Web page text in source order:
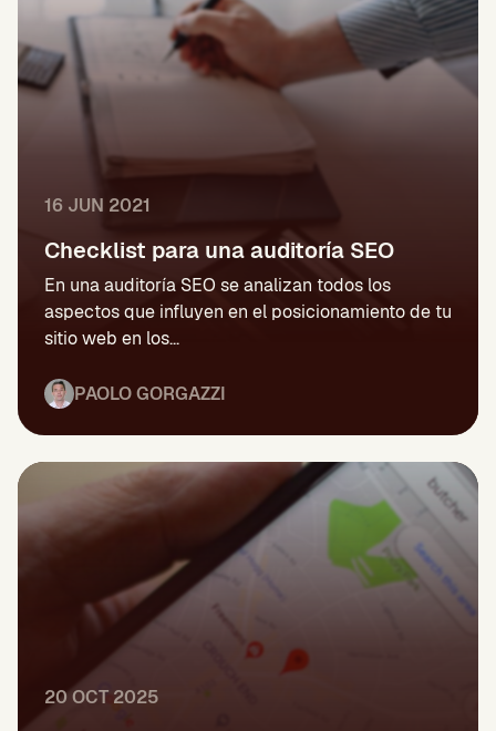
16 JUN 2021
Checklist para una auditoría SEO
En una auditoría SEO se analizan todos los
aspectos que influyen en el posicionamiento de tu
sitio web en los...
PAOLO GORGAZZI
20 OCT 2025